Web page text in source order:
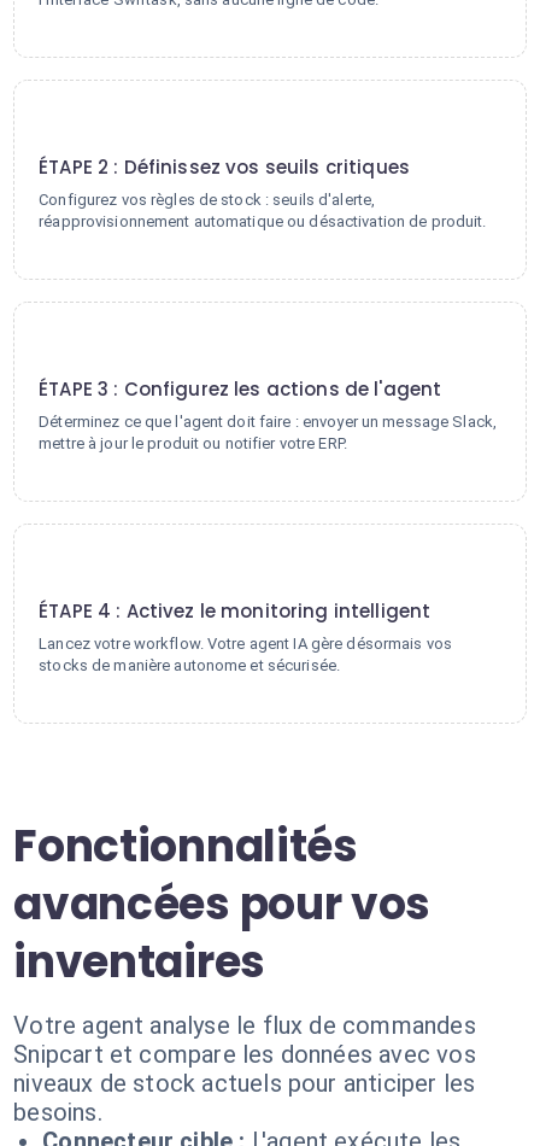
ÉTAPE 2 : Définissez vos seuils critiques
Configurez vos règles de stock : seuils d'alerte,
réapprovisionnement automatique ou désactivation de produit.
ÉTAPE 3 : Configurez les actions de l'agent
Déterminez ce que l'agent doit faire : envoyer un message Slack,
mettre à jour le produit ou notifier votre ERP.
ÉTAPE 4 : Activez le monitoring intelligent
Lancez votre workflow. Votre agent IA gère désormais vos
stocks de manière autonome et sécurisée.
Fonctionnalités
avancées pour vos
inventaires
Votre agent analyse le flux de commandes
Snipcart et compare les données avec vos
niveaux de stock actuels pour anticiper les
besoins.